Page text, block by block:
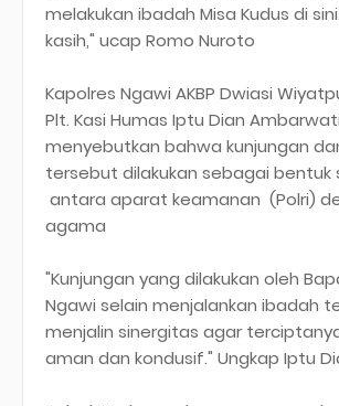
melakukan ibadah Misa Kudus di
kasih," ucap Romo Nuroto
Kapolres Ngawi AKBP Dwiasi
Plt. Kasi Humas Iptu Dian Ambarwati
menyebutkan bahwa kunjungan
tersebut dilakukan sebagai bentuk
antara aparat keamanan (Polri)
agama
"Kunjungan yang dilakukan oleh
Ngawi selain menjalankan ibadah
menjalin sinergitas agar
aman dan kondusif." Ungkap Iptu